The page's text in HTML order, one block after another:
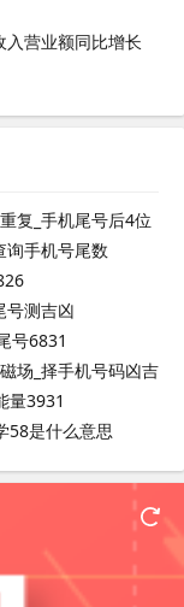
营业额同比增长
复_手机尾号后4位
询手机号尾数
号测吉凶
号6831
场_择手机号码凶吉
量3931
58是什么意思